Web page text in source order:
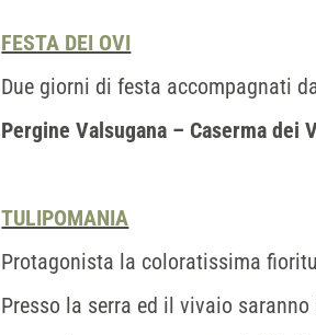
FESTA DEI OVI
Due giorni di festa accompagnati
Pergine Valsugana – Caserma dei
TULIPOMANIA
Protagonista la coloratissima
Presso la serra ed il vivaio